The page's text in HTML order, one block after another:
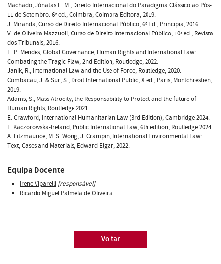
Machado, Jónatas E. M., Direito Internacional do Paradigma Clássico ao Pós-
11 de Setembro. 6ª ed., Coimbra, Coimbra Editora, 2019.
J. Miranda, Curso de Direito Internacional Público, 6ª Ed., Principia, 2016.
V. de Oliveira Mazzuoli, Curso de Direito Internacional Público, 10ª ed., Revista
dos Tribunais, 2016.
E. P. Mendes, Global Governance, Human Rights and International Law:
Combating the Tragic Flaw, 2nd Edition, Routledge, 2022.
Janik, R., International Law and the Use of Force, Routledge, 2020.
Combacau, J. & Sur, S., Droit International Public, X ed., Paris, Montchrestien,
2019.
Adams, S., Mass Atrocity, the Responsability to Protect and the future of
Human Rights, Routledge 2021.
E. Crawford, International Humanitarian Law (3rd Edition), Cambridge 2024.
F. Kaczorowska-Ireland, Public International Law, 6th edition, Routledge 2024.
A. Fitzmaurice, M. S. Wong, J. Crampin, International Environmental Law:
Text, Cases and Materials, Edward Elgar, 2022.
Equipa Docente
Irene Viparelli [responsável]
Ricardo Miguel Palmela de Oliveira
Voltar